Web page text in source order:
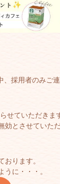
、採用者のみご
せていただきま
効とさせていた
おります。
うに・・・。